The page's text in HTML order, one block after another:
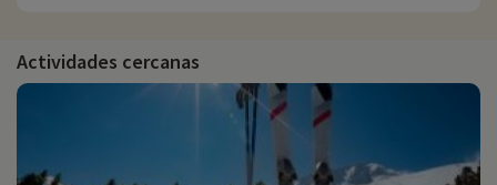
Actividades cercanas